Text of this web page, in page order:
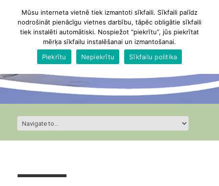
Mūsu interneta vietnē tiek izmantoti sīkfaili. Sīkfaili palīdz
nodrošināt pienācīgu vietnes darbību, tāpēc obligātie sīkfaili
tiek instalēti automātiski. Nospiežot “piekrītu”, jūs piekrītat
mērķa sīkfailu instalēšanai un izmantošanai.
Piekrītu
Nepiekrītu Sīkfailu politika